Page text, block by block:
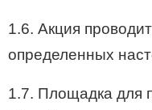
1.6. Акция
определенных
1.7. Площадка для